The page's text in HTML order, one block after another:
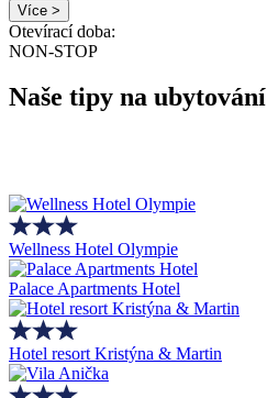
Více >
Otevírací doba:
NON-STOP
Naše tipy na ubytování
Wellness Hotel Olympie
Palace Apartments Hotel
Hotel resort Kristýna & Martin